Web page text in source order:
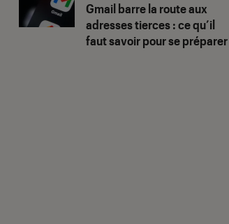
Gmail barre la route aux
adresses tierces : ce qu’il
faut savoir pour se préparer